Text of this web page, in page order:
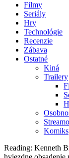
Filmy
Seriály
Hry
Technológie
Recenzie
Zábava
Ostatné
Kiná
Trailery
Reading: Kenneth